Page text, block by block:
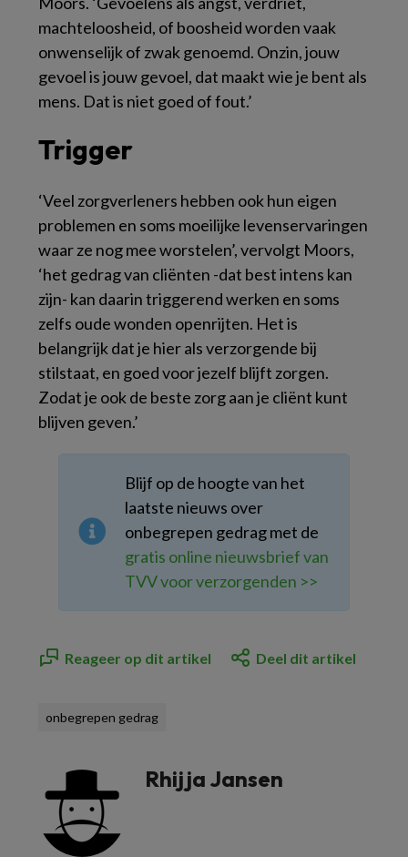
machteloosheid, of boosheid worden vaak
onwenselijk of zwak genoemd. Onzin, jouw
gevoel is jouw gevoel, dat maakt wie je bent als
mens. Dat is niet goed of fout.’
Trigger
‘Veel zorgverleners hebben ook hun eigen
problemen en soms moeilijke levenservaringen
waar ze nog mee worstelen’, vervolgt Moors,
‘het gedrag van cliënten -dat best intens kan
zijn- kan daarin triggerend werken en soms
zelfs oude wonden openrijten. Het is
belangrijk dat je hier als verzorgende bij
stilstaat, en goed voor jezelf blijft zorgen.
Zodat je ook de beste zorg aan je cliënt kunt
blijven geven.’
Blijf op de hoogte van het
laatste nieuws over
onbegrepen gedrag met de
gratis online nieuwsbrief van
TVV voor verzorgenden >>
Reageer op dit artikel Deel dit artikel
onbegrepen gedrag
Rhijja Jansen